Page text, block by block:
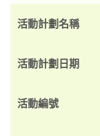
活動計劃名稱
活動計劃日期
活動編號